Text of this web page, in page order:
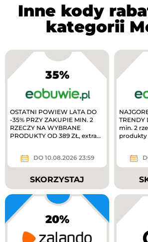
Inne kody
kategorii
35%
OSTATNI POWIEW LATA DO
-35% PRZY ZAKUPIE MIN. 2
RZECZY NA WYBRANE
PRODUKTY OD 389 ZŁ, extra
DO 10.08.2026 23:59
SKORZYSTAJ
TRENDY
min. 2
produkty
20%